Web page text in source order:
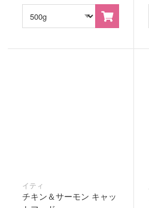
イティ
チキン＆サーモン キャッ